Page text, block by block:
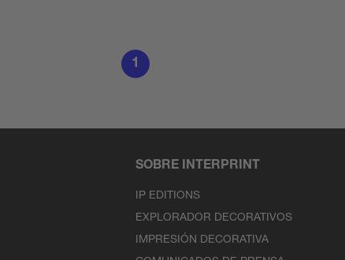
1
SOBRE INTERPRINT
IP EDITIONS
EXPLORADOR DECORATIVOS
IMPRESIÓN DECORATIVA